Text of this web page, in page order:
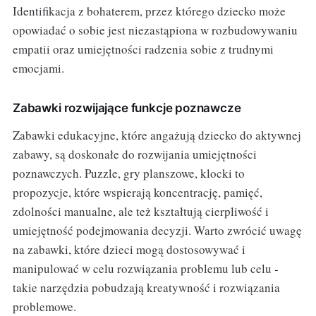
Identifikacja z bohaterem, przez którego dziecko może
opowiadać o sobie jest niezastąpiona w rozbudowywaniu
empatii oraz umiejętności radzenia sobie z trudnymi
emocjami.
Zabawki rozwijające funkcje poznawcze
Zabawki edukacyjne, które angażują dziecko do aktywnej
zabawy, są doskonałe do rozwijania umiejętności
poznawczych. Puzzle, gry planszowe, klocki to
propozycje, które wspierają koncentrację, pamięć,
zdolności manualne, ale też kształtują cierpliwość i
umiejętność podejmowania decyzji. Warto zwrócić uwagę
na zabawki, które dzieci mogą dostosowywać i
manipulować w celu rozwiązania problemu lub celu -
takie narzędzia pobudzają kreatywność i rozwiązania
problemowe.